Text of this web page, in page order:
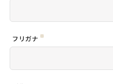
フリガナ※